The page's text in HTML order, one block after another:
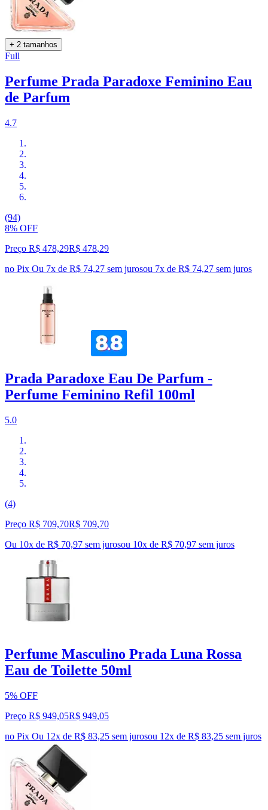
+ 2 tamanhos
Full
Perfume Prada Paradoxe Feminino Eau
de Parfum
4.7
(94)
8% OFF
Preço R$ 478,29R$ 478,29
no Pix Ou 7x de R$ 74,27 sem jurosou 7x de R$ 74,27 sem juros
Prada Paradoxe Eau De Parfum -
Perfume Feminino Refil 100ml
5.0
(4)
Preço R$ 709,70R$ 709,70
Ou 10x de R$ 70,97 sem jurosou 10x de R$ 70,97 sem juros
Perfume Masculino Prada Luna Rossa
Eau de Toilette 50ml
5% OFF
Preço R$ 949,05R$ 949,05
no Pix Ou 12x de R$ 83,25 sem jurosou 12x de R$ 83,25 sem juros